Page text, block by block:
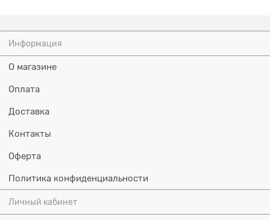
Информация
О магазине
Оплата
Доставка
Контакты
Оферта
Политика конфиденциальности
Личный кабинет